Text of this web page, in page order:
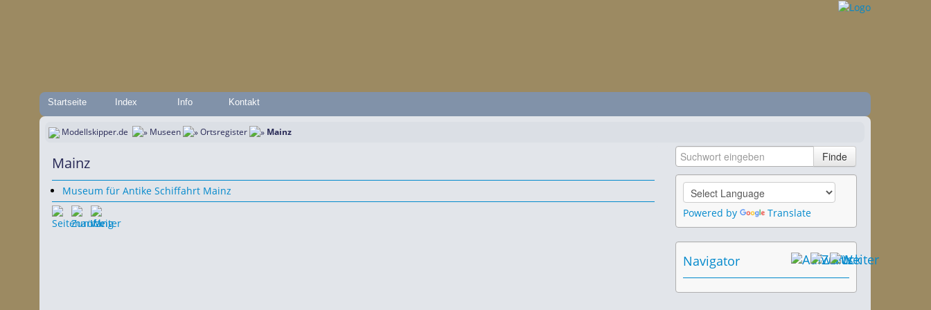
Startseite Index Info Kontakt
Modellskipper.de Museen Ortsregister Mainz
Mainz
Museum für Antike Schiffahrt Mainz
Powered by
Translate
Navigator